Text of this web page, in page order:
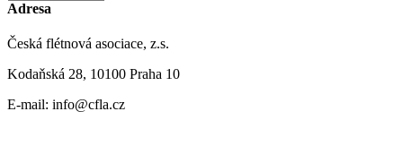
Adresa
Česká flétnová asociace, z.s.
Kodaňská 28, 10100 Praha 10
E-mail: info@cfla.cz